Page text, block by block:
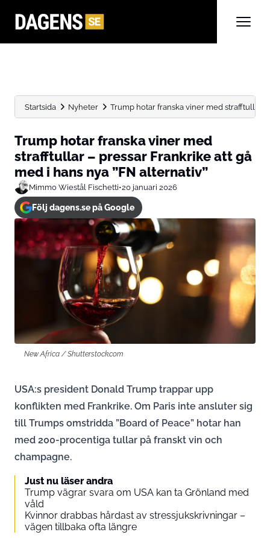
Startsida Nyheter Trump hotar franska viner med strafftullar –
Trump hotar franska viner med
strafftullar – pressar Frankrike att gå
med i hans nya ”FN alternativ”
Mimmo Wiestål Fischetti•20 januari 2026
Följ dagens.se på Google
New Africa / Shutterstock.com
USA:s president Donald Trump trappar upp
konflikten med Frankrike. Om Paris inte ansluter sig
till Trumps omstridda ”Board of Peace” hotar han
med 200-procentiga tullar på franskt vin och
champagne.
Just nu läser andra
Trump vägrar svara om USA kan ta Grönland med
våld
Kvinnor drabbas hårdast av stressjukskrivningar –
vägen tillbaka ofta längre